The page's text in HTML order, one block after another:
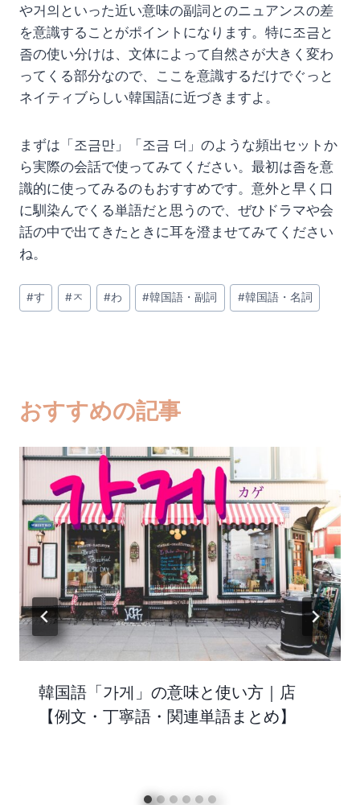
や거의といった近い意味の副詞とのニュアンスの差
を意識することがポイントになります。特に조금と
좀の使い分けは、文体によって自然さが大きく変わ
ってくる部分なので、ここを意識するだけでぐっと
ネイティブらしい韓国語に近づきますよ。
まずは「조금만」「조금 더」のような頻出セットか
ら実際の会話で使ってみてください。最初は좀を意
識的に使ってみるのもおすすめです。意外と早く口
に馴染んでくる単語だと思うので、ぜひドラマや会
話の中で出てきたときに耳を澄ませてみてください
ね。
投
稿
#す #ㅈ #わ #韓国語・副詞 #韓国語・名詞
おすすめの記事
韓国語「가게」の意味と使い方｜店
【例文・丁寧語・関連単語まとめ】